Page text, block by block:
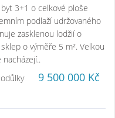
3+1 o celkové ploše
podlaží udržovaného
zasklenou lodžií o
o výměře 5 m². Velkou
9 500 000 Kč